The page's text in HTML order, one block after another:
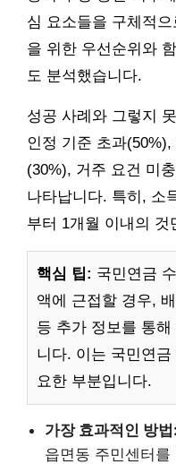
심 요소들을 구체적
을 위한 우선순위와
도 분석했습니다.
성공 사례와 그렇지
인정 기준 초과
(30%), 거주 요건 미
나타납니다. 특히, 소
부터 1개월 이내의 것
핵심 팁: 국민연금
액에 근접할 경우,
등 추가 정보를 통
니다. 이는 국민연
요한 부분입니다.
가장 효과적인 방법:
읍면동 주민센터